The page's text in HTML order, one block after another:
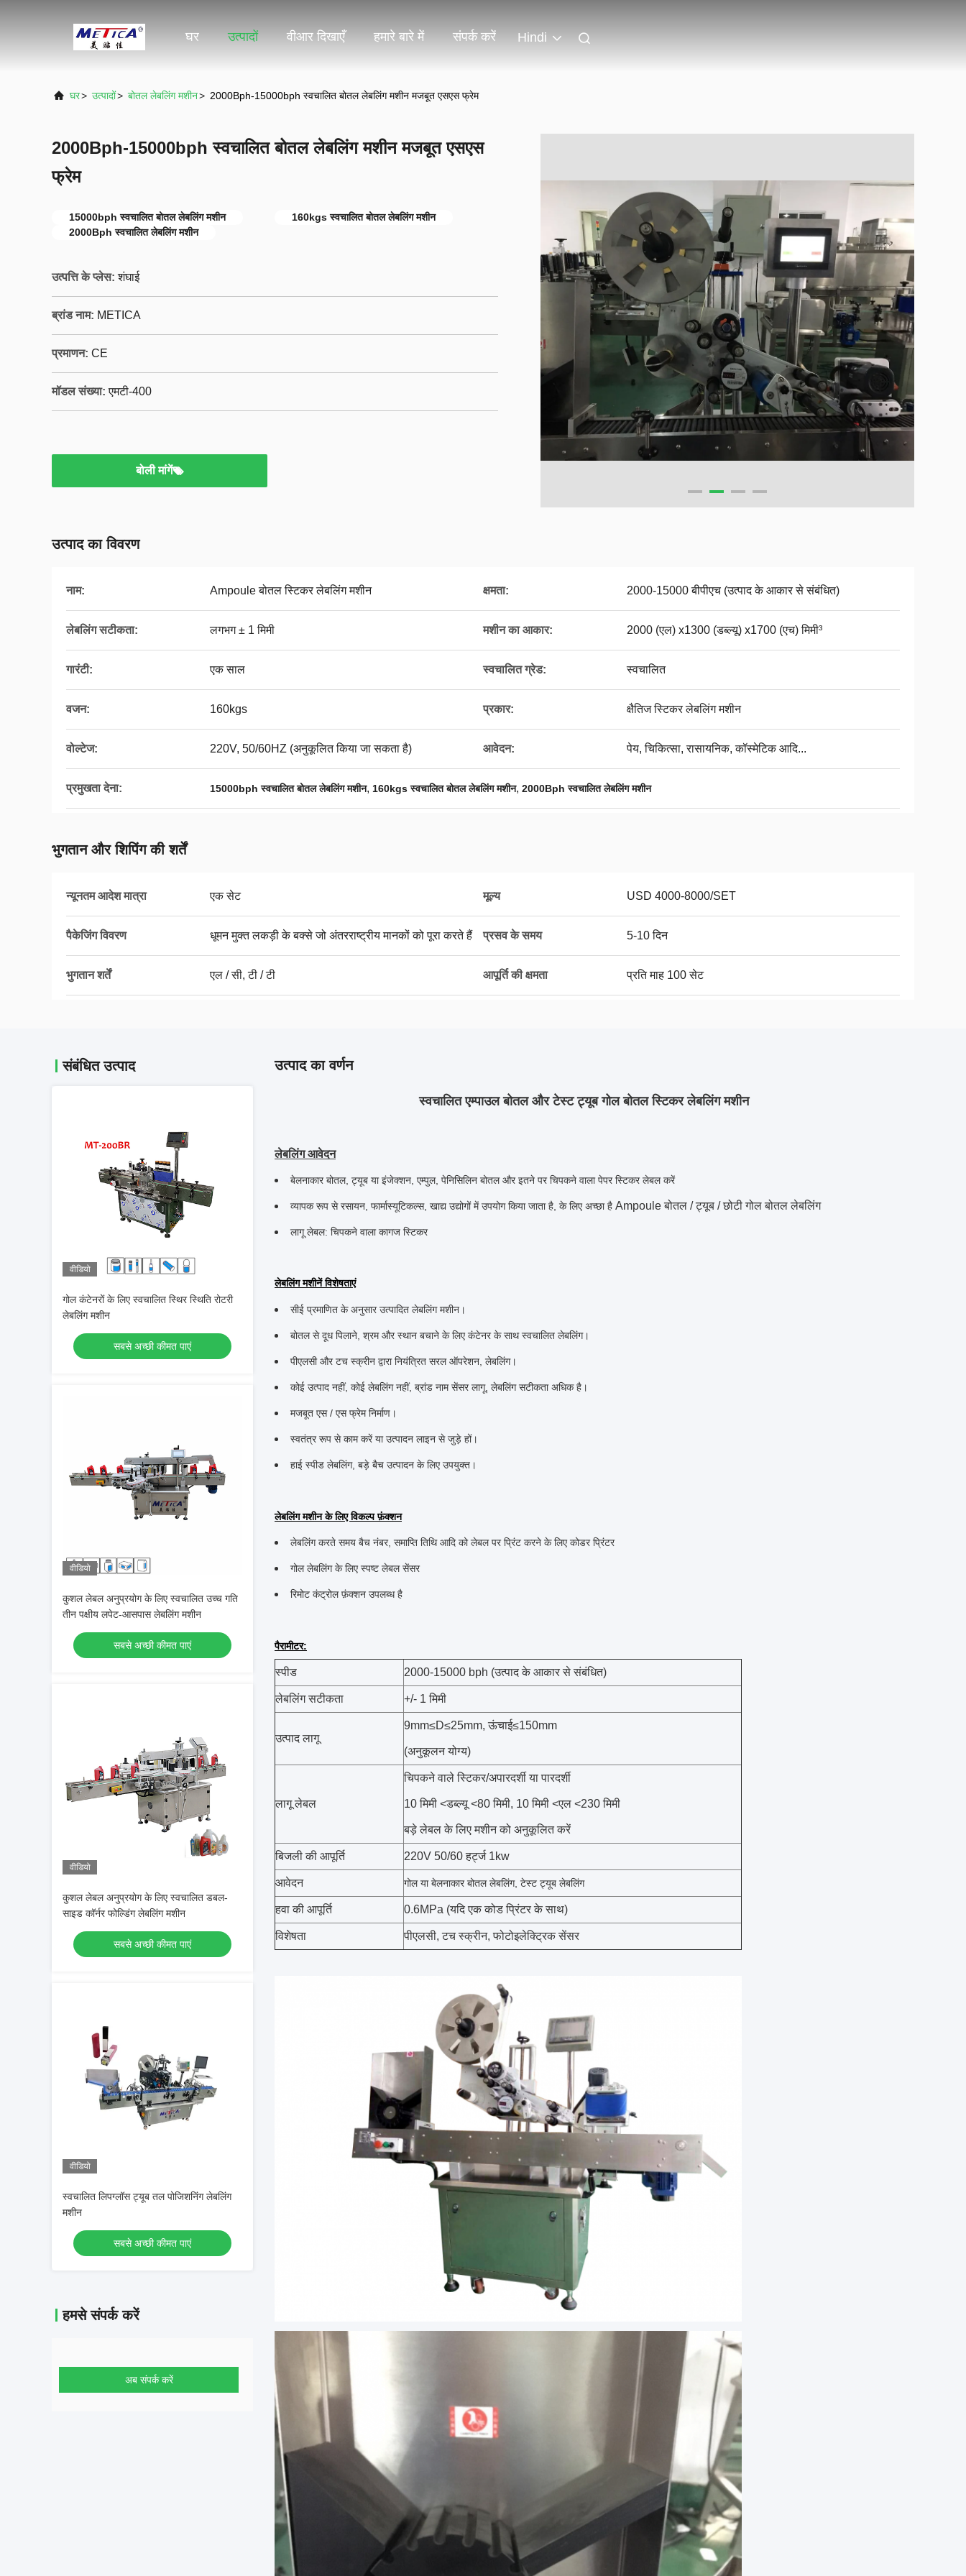
घर उत्पादों वीआर दिखाएँ हमारे बारे में संपर्क करें Hindi
घर> उत्पादों> बोतल लेबलिंग मशीन> 2000Bph-15000bph स्वचालित बोतल लेबलिंग मशीन मजबूत एसएस फ्रेम
2000Bph-15000bph स्वचालित बोतल लेबलिंग मशीन मजबूत एसएस
फ्रेम
15000bph स्वचालित बोतल लेबलिंग मशीन
160kgs स्वचालित बोतल लेबलिंग मशीन
2000Bph स्वचालित लेबलिंग मशीन
उत्पत्ति के प्लेस: शंघाई
ब्रांड नाम: METICA
प्रमाणन: CE
मॉडल संख्या: एमटी-400
बोली मांगें
उत्पाद का विवरण
नाम: Ampoule बोतल स्टिकर लेबलिंग मशीन क्षमता: 2000-15000 बीपीएच (उत्पाद के आकार से संबंधित)
लेबलिंग सटीकता: लगभग ± 1 मिमी मशीन का आकार: 2000 (एल) x1300 (डब्ल्यू) x1700 (एच) मिमी³
गारंटी: एक साल स्वचालित ग्रेड: स्वचालित
वजन: 160kgs प्रकार: क्षैतिज स्टिकर लेबलिंग मशीन
वोल्टेज: 220V, 50/60HZ (अनुकूलित किया जा सकता है) आवेदन: पेय, चिकित्सा, रासायनिक, कॉस्मेटिक आदि...
प्रमुखता देना: 15000bph स्वचालित बोतल लेबलिंग मशीन, 160kgs स्वचालित बोतल लेबलिंग मशीन, 2000Bph स्वचालित लेबलिंग मशीन
भुगतान और शिपिंग की शर्तें
न्यूनतम आदेश मात्रा एक सेट मूल्य USD 4000-8000/SET
पैकेजिंग विवरण धूमन मुक्त लकड़ी के बक्से जो अंतरराष्ट्रीय मानकों को पूरा करते हैं प्रसव के समय 5-10 दिन
भुगतान शर्तें एल / सी, टी / टी आपूर्ति की क्षमता प्रति माह 100 सेट
संबंधित उत्पाद
वीडियो
गोल कंटेनरों के लिए स्वचालित स्थिर स्थिति रोटरी
लेबलिंग मशीन
सबसे अच्छी कीमत पाएं
वीडियो
कुशल लेबल अनुप्रयोग के लिए स्वचालित उच्च गति
तीन पक्षीय लपेट-आसपास लेबलिंग मशीन
सबसे अच्छी कीमत पाएं
वीडियो
कुशल लेबल अनुप्रयोग के लिए स्वचालित डबल-
साइड कॉर्नर फोल्डिंग लेबलिंग मशीन
सबसे अच्छी कीमत पाएं
वीडियो
स्वचालित लिपग्लॉस ट्यूब तल पोजिशनिंग लेबलिंग
मशीन
सबसे अच्छी कीमत पाएं
हमसे संपर्क करें
अब संपर्क करें
उत्पाद का वर्णन
स्वचालित एम्पाउल बोतल और टेस्ट ट्यूब गोल बोतल स्टिकर लेबलिंग मशीन
लेबलिंग आवेदन
बेलनाकार बोतल, ट्यूब या इंजेक्शन, एम्पुल, पेनिसिलिन बोतल और इतने पर चिपकने वाला पेपर स्टिकर लेबल करें
व्यापक रूप से रसायन, फार्मास्यूटिकल्स, खाद्य उद्योगों में उपयोग किया जाता है, के लिए अच्छा है Ampoule बोतल / ट्यूब / छोटी गोल बोतल लेबलिंग
लागू लेबल: चिपकने वाला कागज स्टिकर
लेबलिंग मशीनें विशेषताएं
सीई प्रमाणित के अनुसार उत्पादित लेबलिंग मशीन।
बोतल से दूध पिलाने, श्रम और स्थान बचाने के लिए कंटेनर के साथ स्वचालित लेबलिंग।
पीएलसी और टच स्क्रीन द्वारा नियंत्रित सरल ऑपरेशन, लेबलिंग।
कोई उत्पाद नहीं, कोई लेबलिंग नहीं, ब्रांड नाम सेंसर लागू, लेबलिंग सटीकता अधिक है।
मजबूत एस / एस फ्रेम निर्माण।
स्वतंत्र रूप से काम करें या उत्पादन लाइन से जुड़े हों।
हाई स्पीड लेबलिंग, बड़े बैच उत्पादन के लिए उपयुक्त।
लेबलिंग मशीन के लिए विकल्प फ़ंक्शन
लेबलिंग करते समय बैच नंबर, समाप्ति तिथि आदि को लेबल पर प्रिंट करने के लिए कोडर प्रिंटर
गोल लेबलिंग के लिए स्पष्ट लेबल सेंसर
रिमोट कंट्रोल फ़ंक्शन उपलब्ध है
पैरामीटर:
स्पीड 2000-15000 bph (उत्पाद के आकार से संबंधित)
लेबलिंग सटीकता +/- 1 मिमी
उत्पाद लागू
9mm≤D≤25mm, ऊंचाई≤150mm
(अनुकूलन योग्य)
लागू लेबल
चिपकने वाले स्टिकर/अपारदर्शी या पारदर्शी
10 मिमी <डब्ल्यू <80 मिमी, 10 मिमी <एल <230 मिमी
बड़े लेबल के लिए मशीन को अनुकूलित करें
बिजली की आपूर्ति 220V 50/60 हर्ट्ज 1kw
आवेदन गोल या बेलनाकार बोतल लेबलिंग, टेस्ट ट्यूब लेबलिंग
हवा की आपूर्ति 0.6MPa (यदि एक कोड प्रिंटर के साथ)
विशेषता पीएलसी, टच स्क्रीन, फोटोइलेक्ट्रिक सेंसर